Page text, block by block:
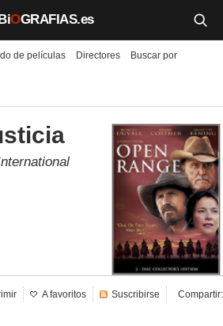
OGRAFIAS.es
de películas Directores
Buscar por
Compartir:
A favoritos Suscribirse